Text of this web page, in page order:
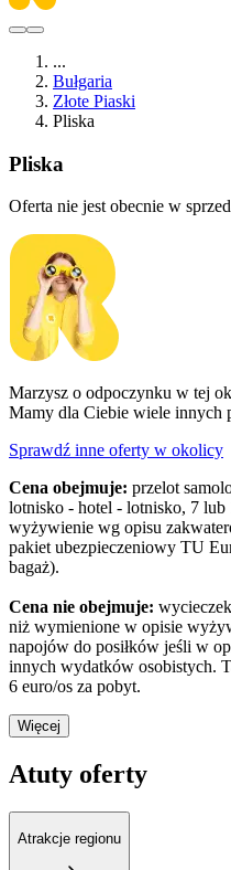
...
Bułgaria
Złote Piaski
Pliska
Pliska
Oferta nie jest obecnie w
Marzysz o odpoczynku w tej
Mamy dla Ciebie wiele innych
Sprawdź inne oferty w okolicy
Cena obejmuje: przelot
lotnisko - hotel - lotnisko, 7
wyżywienie wg opisu
pakiet ubezpieczeniowy TU
bagaż).
Cena nie obejmuje:
niż wymienione w opisie
napojów do posiłków jeśli w
innych wydatków osobistych.
6 euro/os za pobyt.
Więcej
Atuty oferty
Atrakcje regionu